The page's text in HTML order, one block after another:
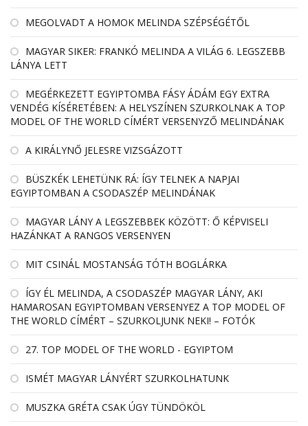
MEGOLVADT A HOMOK MELINDA SZÉPSÉGÉTŐL
MAGYAR SIKER: FRANKÓ MELINDA A VILÁG 6. LEGSZEBB
LÁNYA LETT
MEGÉRKEZETT EGYIPTOMBA FÁSY ÁDÁM EGY EXTRA
VENDÉG KÍSÉRETÉBEN: A HELYSZÍNEN SZURKOLNAK A TOP
MODEL OF THE WORLD CÍMÉRT VERSENYZŐ MELINDÁNAK
A KIRÁLYNŐ JELESRE VIZSGÁZOTT
BÜSZKÉK LEHETÜNK RÁ: ÍGY TELNEK A NAPJAI
EGYIPTOMBAN A CSODASZÉP MELINDÁNAK
MAGYAR LÁNY A LEGSZEBBEK KÖZÖTT: Ő KÉPVISELI
HAZÁNKAT A RANGOS VERSENYEN
MIT CSINÁL MOSTANSÁG TÓTH BOGLÁRKA
ÍGY ÉL MELINDA, A CSODASZÉP MAGYAR LÁNY, AKI
HAMAROSAN EGYIPTOMBAN VERSENYEZ A TOP MODEL OF
THE WORLD CÍMÉRT – SZURKOLJUNK NEKI! – FOTÓK
27. TOP MODEL OF THE WORLD - EGYIPTOM
ISMÉT MAGYAR LÁNYÉRT SZURKOLHATUNK
MUSZKA GRÉTA CSAK ÚGY TÜNDÖKÖL